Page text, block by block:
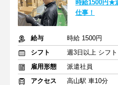
時給1500円★
仕事！
給与
時給 1500円
シフト
週3日以上 シフ
雇用形態
派遣社員
アクセス
高山駅 車10分